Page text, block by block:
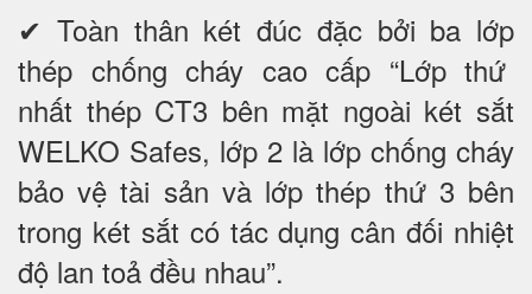
✔ Toàn thân két đúc đặc bởi ba lớp
thép chống cháy cao cấp “Lớp thứ
nhất thép CT3 bên mặt ngoài két sắt
WELKO Safes, lớp 2 là lớp chống cháy
bảo vệ tài sản và lớp thép thứ 3 bên
trong két sắt có tác dụng cân đối nhiệt
độ lan toả đều nhau”.